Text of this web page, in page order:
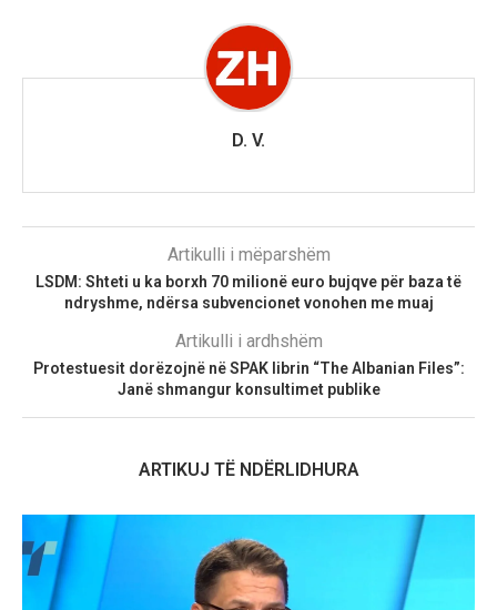
D. V.
Artikulli i mëparshëm
LSDM: Shteti u ka borxh 70 milionë euro bujqve për baza të
ndryshme, ndërsa subvencionet vonohen me muaj
Artikulli i ardhshëm
Protestuesit dorëzojnë në SPAK librin “The Albanian Files”:
Janë shmangur konsultimet publike
ARTIKUJ TË NDËRLIDHURA